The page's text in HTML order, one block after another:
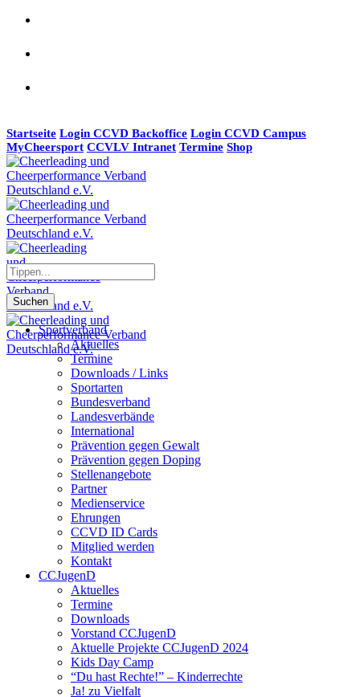
Startseite Login CCVD Backoffice Login CCVD Campus
MyCheersport CCVLV Intranet Termine Shop
Suchen
Sportverband
Aktuelles
Termine
Downloads / Links
Sportarten
Bundesverband
Landesverbände
International
Prävention gegen Gewalt
Prävention gegen Doping
Stellenangebote
Partner
Medienservice
Ehrungen
CCVD ID Cards
Mitglied werden
Kontakt
CCJugenD
Aktuelles
Termine
Downloads
Vorstand CCJugenD
Aktuelle Projekte CCJugenD 2024
Kids Day Camp
“Du hast Rechte!” – Kinderrechte
Ja! zu Vielfalt